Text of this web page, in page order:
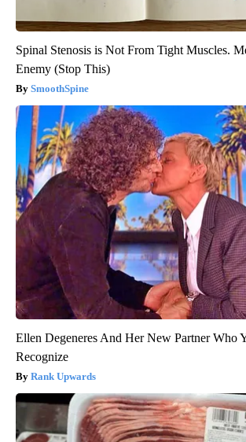
Spinal Stenosis is Not From Tight Muscles.
Enemy (Stop This)
SmoothSpine
Ellen Degeneres And Her New Partner Who
Recognize
Rank Upwards